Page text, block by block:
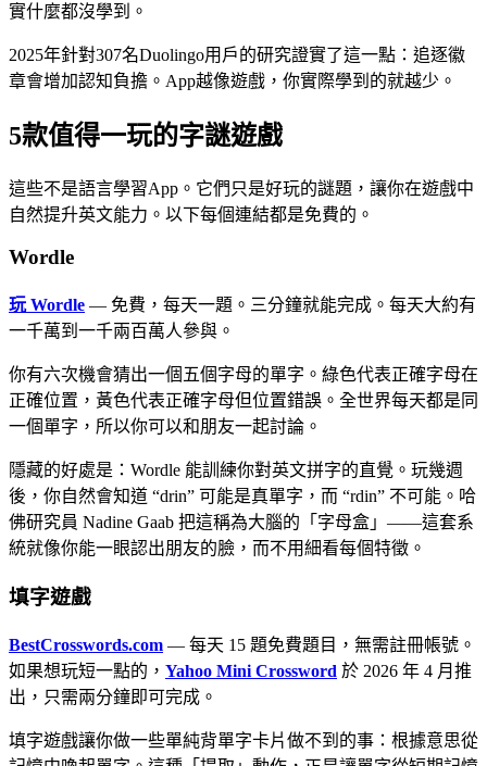
實什麼都沒學到。
2025年針對307名Duolingo用戶的研究證實了這一點：追逐徽
章會增加認知負擔。App越像遊戲，你實際學到的就越少。
5款值得一玩的字謎遊戲
這些不是語言學習App。它們只是好玩的謎題，讓你在遊戲中
自然提升英文能力。以下每個連結都是免費的。
Wordle
玩 Wordle — 免費，每天一題。三分鐘就能完成。每天大約有
一千萬到一千兩百萬人參與。
你有六次機會猜出一個五個字母的單字。綠色代表正確字母在
正確位置，黃色代表正確字母但位置錯誤。全世界每天都是同
一個單字，所以你可以和朋友一起討論。
隱藏的好處是：Wordle 能訓練你對英文拼字的直覺。玩幾週
後，你自然會知道 “drin” 可能是真單字，而 “rdin” 不可能。哈
佛研究員 Nadine Gaab 把這稱為大腦的「字母盒」——這套系
統就像你能一眼認出朋友的臉，而不用細看每個特徵。
填字遊戲
BestCrosswords.com — 每天 15 題免費題目，無需註冊帳號。
如果想玩短一點的， Yahoo Mini Crossword 於 2026 年 4 月推
出，只需兩分鐘即可完成。
填字遊戲讓你做一些單純背單字卡片做不到的事：根據意思從